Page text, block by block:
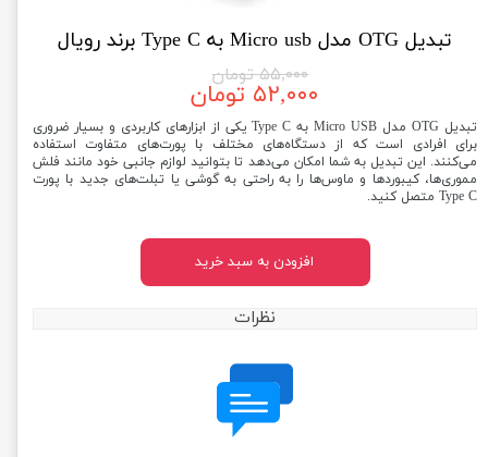
تبدیل OTG مدل Micro usb به Type C برند رویال
۵۵,۰۰۰ تومان
۵۲,۰۰۰ تومان
تبدیل OTG مدل Micro USB به Type C یکی از ابزارهای کاربردی و بسیار ضروری
برای افرادی است که از دستگاه‌های مختلف با پورت‌های متفاوت استفاده
می‌کنند. این تبدیل به شما امکان می‌دهد تا بتوانید لوازم جانبی خود مانند فلش
مموری‌ها، کیبوردها و ماوس‌ها را به راحتی به گوشی یا تبلت‌های جدید با پورت
Type C متصل کنید.
افزودن به سبد خرید
نظرات